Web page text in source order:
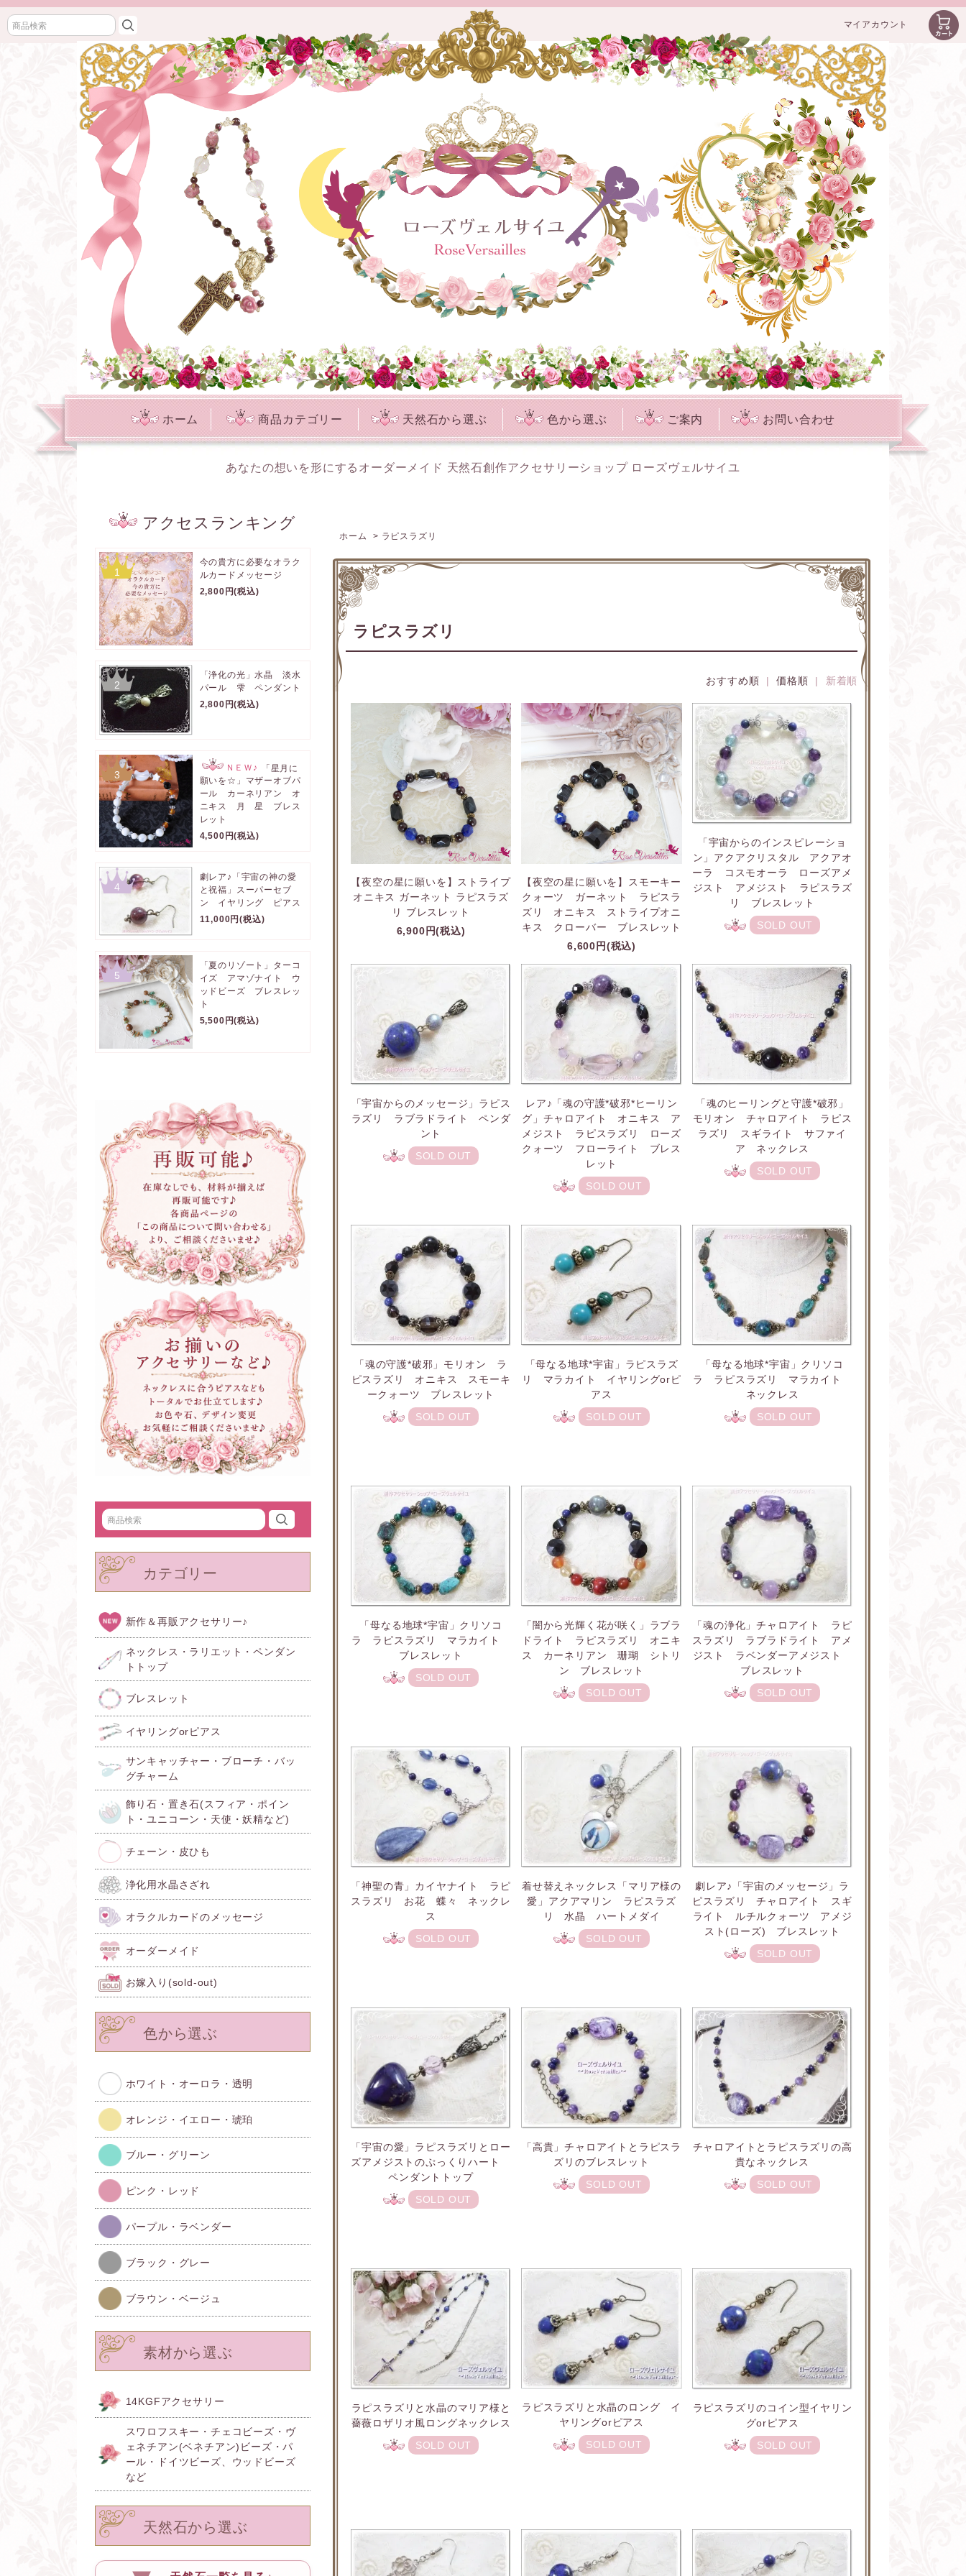
マイアカウント
ホーム 商品カテゴリー 天然石から選ぶ 色から選ぶ ご案内 お問い合わせ
あなたの想いを形にするオーダーメイド 天然石創作アクセサリーショップ ローズヴェルサイユ
アクセスランキング
1
今の貴方に必要なオラク
ルカードメッセージ
2,800円(税込)
2
「浄化の光」水晶 淡水
パール 雫 ペンダント
2,800円(税込)
3
ＮＥＷ♪
「星月に
願いを☆」マザーオブパ
ール カーネリアン オ
ニキス 月 星 ブレス
レット
4,500円(税込)
4
劇レア♪「宇宙の神の愛
と祝福」スーパーセブ
ン イヤリング ピアス
11,000円(税込)
5
「夏のリゾート」ターコ
イズ アマゾナイト ウ
ッドビーズ ブレスレッ
ト
5,500円(税込)
カテゴリー
新作＆再販アクセサリー♪
ネックレス・ラリエット・ペンダン
トトップ
ブレスレット
イヤリングorピアス
サンキャッチャー・ブローチ・バッ
グチャーム
飾り石・置き石(スフィア・ポイン
ト・ユニコーン・天使・妖精など)
チェーン・皮ひも
浄化用水晶さざれ
オラクルカードのメッセージ
オーダーメイド
お嫁入り(sold-out)
色から選ぶ
ホワイト・オーロラ・透明
オレンジ・イエロー・琥珀
ブルー・グリーン
ピンク・レッド
パープル・ラベンダー
ブラック・グレー
ブラウン・ベージュ
素材から選ぶ
14KGFアクセサリー
スワロフスキー・チェコビーズ・ヴ
ェネチアン(ベネチアン)ビーズ・パ
ール・ドイツビーズ、ウッドビーズ
など
天然石から選ぶ
ホーム > ラピスラズリ
ラピスラズリ
おすすめ順 |価格順 | 新着順
【夜空の星に願いを】ストライプ
オニキス ガーネット ラピスラズ
リ ブレスレット
6,900円(税込)
【夜空の星に願いを】スモーキー
クォーツ ガーネット ラピスラ
ズリ オニキス ストライプオニ
キス クローバー ブレスレット
6,600円(税込)
「宇宙からのインスピレーショ
ン」アクアクリスタル アクアオ
ーラ コスモオーラ ローズアメ
ジスト アメジスト ラピスラズ
リ ブレスレット
SOLD OUT
「宇宙からのメッセージ」ラピス
ラズリ ラブラドライト ペンダ
ント
SOLD OUT
レア♪「魂の守護*破邪*ヒーリン
グ」チャロアイト オニキス ア
メジスト ラピスラズリ ローズ
クォーツ フローライト ブレス
レット
SOLD OUT
「魂のヒーリングと守護*破邪」
モリオン チャロアイト ラピス
ラズリ スギライト サファイ
ア ネックレス
SOLD OUT
「魂の守護*破邪」モリオン ラ
ピスラズリ オニキス スモーキ
ークォーツ ブレスレット
SOLD OUT
「母なる地球*宇宙」ラピスラズ
リ マラカイト イヤリングorピ
アス
SOLD OUT
「母なる地球*宇宙」クリソコ
ラ ラピスラズリ マラカイト
ネックレス
SOLD OUT
「母なる地球*宇宙」クリソコ
ラ ラピスラズリ マラカイト
ブレスレット
SOLD OUT
「闇から光輝く花が咲く」ラブラ
ドライト ラピスラズリ オニキ
ス カーネリアン 珊瑚 シトリ
ン ブレスレット
SOLD OUT
「魂の浄化」チャロアイト ラピ
スラズリ ラブラドライト アメ
ジスト ラベンダーアメジスト
ブレスレット
SOLD OUT
「神聖の青」カイヤナイト ラピ
スラズリ お花 蝶々 ネックレ
ス
SOLD OUT
着せ替えネックレス「マリア様の
愛」アクアマリン ラピスラズ
リ 水晶 ハートメダイ
SOLD OUT
劇レア♪「宇宙のメッセージ」ラ
ピスラズリ チャロアイト スギ
ライト ルチルクォーツ アメジ
スト(ローズ) ブレスレット
SOLD OUT
「宇宙の愛」ラピスラズリとロー
ズアメジストのぷっくりハート
ペンダントトップ
SOLD OUT
「高貴」チャロアイトとラピスラ
ズリのブレスレット
SOLD OUT
チャロアイトとラピスラズリの高
貴なネックレス
SOLD OUT
ラピスラズリと水晶のマリア様と
薔薇ロザリオ風ロングネックレス
SOLD OUT
ラピスラズリと水晶のロング イ
ヤリングorピアス
SOLD OUT
ラピスラズリのコイン型イヤリン
グorピアス
SOLD OUT